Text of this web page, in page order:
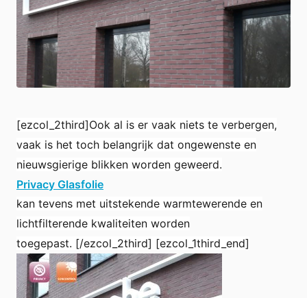
Werken bij
Nieuws
Shop
Inloggen
[ezcol_2third]Ook al is er vaak niets te verbergen,
vaak is het toch belangrijk dat ongewenste en
nieuwsgierige blikken worden geweerd.
Privacy Glasfolie
kan tevens met uitstekende warmtewerende en
lichtfilterende kwaliteiten worden
toegepast. [/ezcol_2third] [ezcol_1third_end]